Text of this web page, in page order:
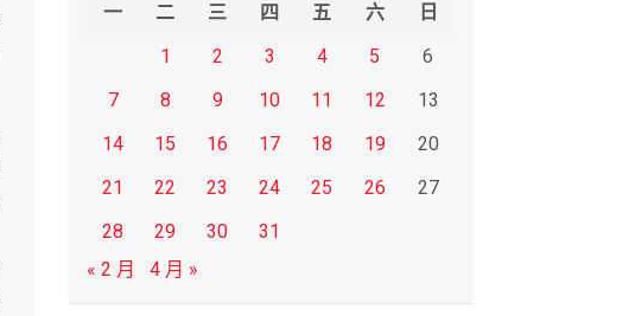
一 二 三 四 五 六
日
1
2 3 4 5
6
7
8 9 10 11 12
13
14
15 16 17 18 19
20
21
22 23 24 25 26
27
28
29 30
31
« 2 月
4 月 »